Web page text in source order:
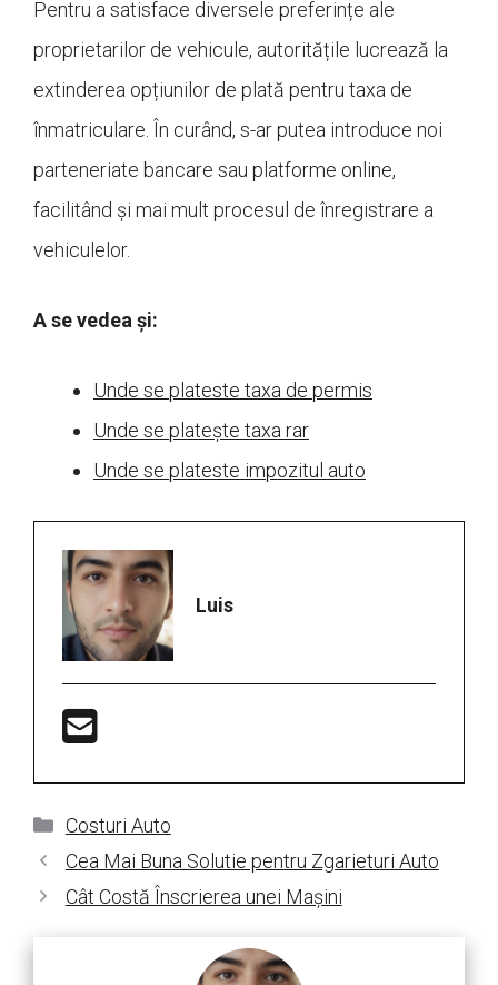
Pentru a satisface diversele preferințe ale
proprietarilor de vehicule, autoritățile lucrează la
extinderea opțiunilor de plată pentru taxa de
înmatriculare. În curând, s-ar putea introduce noi
parteneriate bancare sau platforme online,
facilitând și mai mult procesul de înregistrare a
vehiculelor.
A se vedea și:
Unde se plateste taxa de permis
Unde se platește taxa rar
Unde se plateste impozitul auto
Luis
Categorii
Costuri Auto
Cea Mai Buna Solutie pentru Zgarieturi Auto
Cât Costă Înscrierea unei Mașini